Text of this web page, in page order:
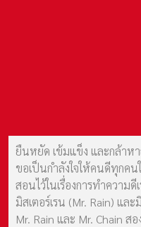
ยืนหยัด เข้มแข็ง และกล้าห
ขอเป็นกำลังใจให้คนดีทุกค
สอนไว้ในเรื่องการทำความ
มิสเตอร์เรน (Mr. Rain) และ
Mr. Rain และ Mr. Chain